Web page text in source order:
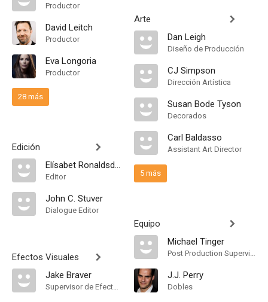
Productor
David Leitch
Productor
Eva Longoria
Productor
28 más
Edición
Elísabet Ronaldsdóttir
Editor
John C. Stuver
Dialogue Editor
Efectos Visuales
Jake Braver
Supervisor de Efectos Visuales
Arte
Dan Leigh
Diseño de Producción
CJ Simpson
Dirección Artística
Susan Bode Tyson
Decorados
Carl Baldasso
Assistant Art Director
5 más
Equipo
Michael Tinger
Post Production Supervisor
J.J. Perry
Dobles